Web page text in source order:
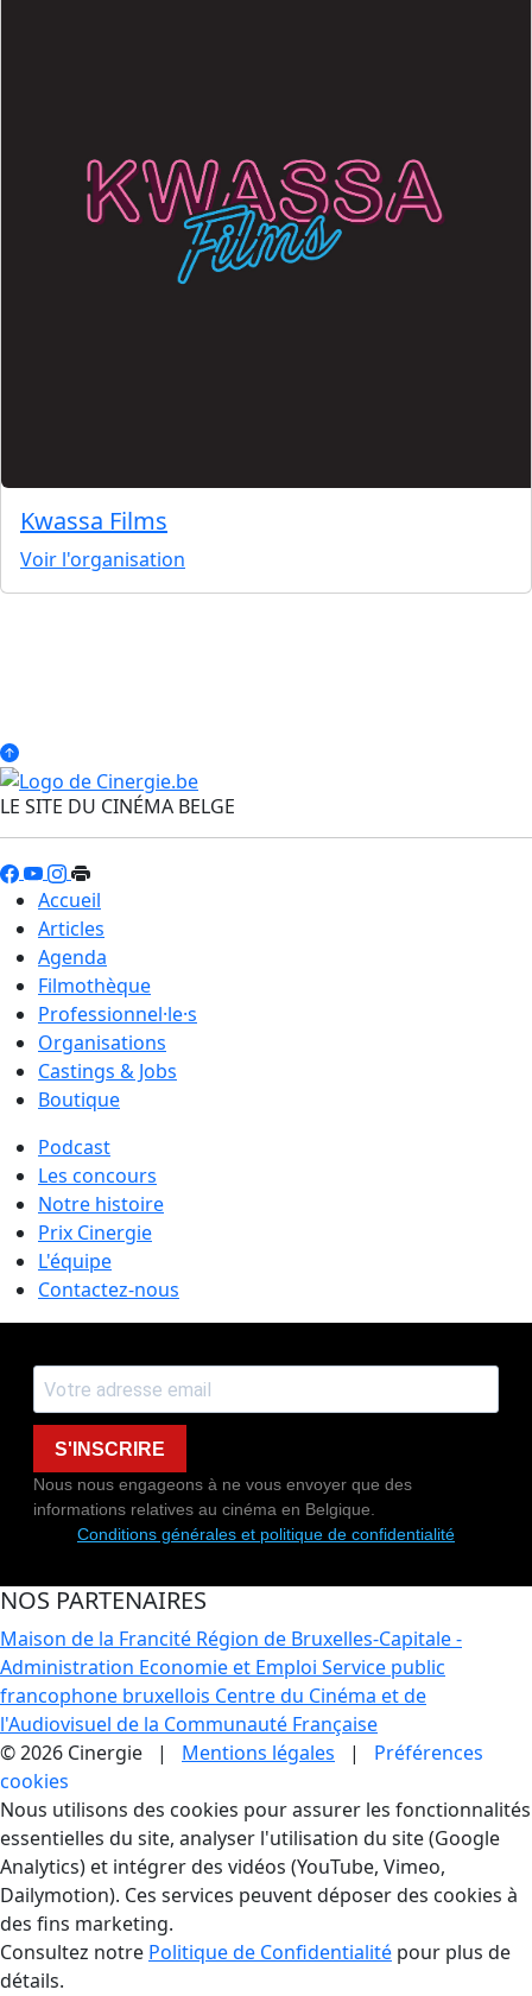
Kwassa Films
Voir l'organisation
LE SITE DU CINÉMA BELGE
Accueil
Articles
Agenda
Filmothèque
Professionnel·le·s
Organisations
Castings & Jobs
Boutique
Podcast
Les concours
Notre histoire
Prix Cinergie
L'équipe
Contactez-nous
S'INSCRIRE
Nous nous engageons à ne vous envoyer que des
informations relatives au cinéma en Belgique.
Conditions générales et politique de confidentialité
NOS PARTENAIRES
Maison de la Francité Région de Bruxelles-Capitale -
Administration Economie et Emploi Service public
francophone bruxellois Centre du Cinéma et de
l'Audiovisuel de la Communauté Française
© 2026 Cinergie | Mentions légales | Préférences
cookies
Gestion des Cookies
Nous utilisons des cookies pour assurer les fonctionnalités
essentielles du site, analyser l'utilisation du site (Google
Analytics) et intégrer des vidéos (YouTube, Vimeo,
Dailymotion). Ces services peuvent déposer des cookies à
des fins marketing.
Consultez notre Politique de Confidentialité pour plus de
détails.